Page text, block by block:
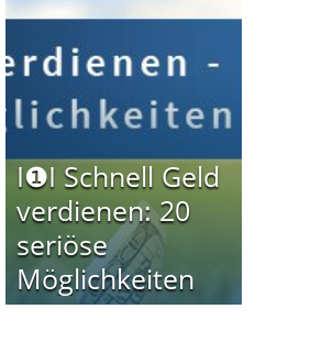
I❶I Schnell Geld
verdienen: 20
seriöse
Möglichkeiten